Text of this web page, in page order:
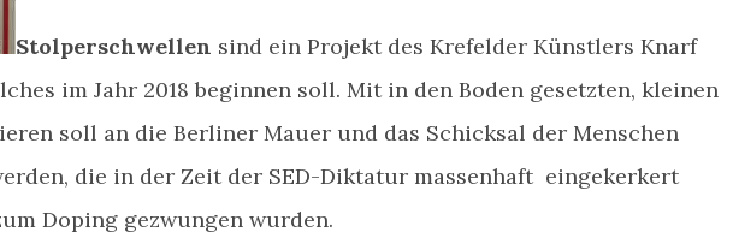
Stolperschwellen sind ein Projekt des Krefelder Künstlers Knarf
im Jahr 2018 beginnen soll. Mit in den Boden gesetzten, kleinen
soll an die Berliner Mauer und das Schicksal der Menschen
die in der Zeit der SED-Diktatur massenhaft eingekerkert
Doping gezwungen wurden.